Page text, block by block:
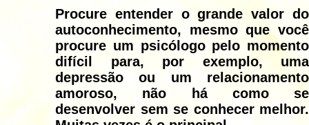
Procure entender o grande valor do
autoconhecimento, mesmo que você
procure um psicólogo pelo momento
difícil para, por exemplo, uma
depressão ou um relacionamento
amoroso, não há como se
desenvolver sem se conhecer melhor.